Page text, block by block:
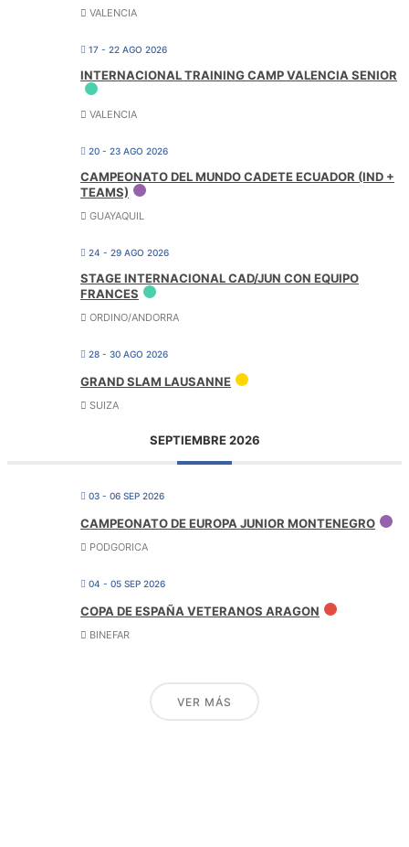
VALENCIA
17 - 22 AGO 2026
INTERNACIONAL TRAINING CAMP VALENCIA SENIOR
VALENCIA
20 - 23 AGO 2026
CAMPEONATO DEL MUNDO CADETE ECUADOR (IND +
TEAMS)
GUAYAQUIL
24 - 29 AGO 2026
STAGE INTERNACIONAL CAD/JUN CON EQUIPO
FRANCES
ORDINO/ANDORRA
28 - 30 AGO 2026
GRAND SLAM LAUSANNE
SUIZA
SEPTIEMBRE 2026
03 - 06 SEP 2026
CAMPEONATO DE EUROPA JUNIOR MONTENEGRO
PODGORICA
04 - 05 SEP 2026
COPA DE ESPAÑA VETERANOS ARAGON
BINEFAR
VER MÁS